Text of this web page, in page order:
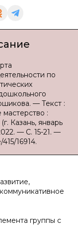
по
— Текст :
:
Казань, январь
— С. 15-21. —
16914.
группы с